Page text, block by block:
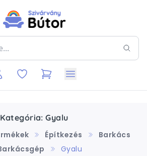
Kategória: Gyalu
Építkezés
Barkács
Gyalu